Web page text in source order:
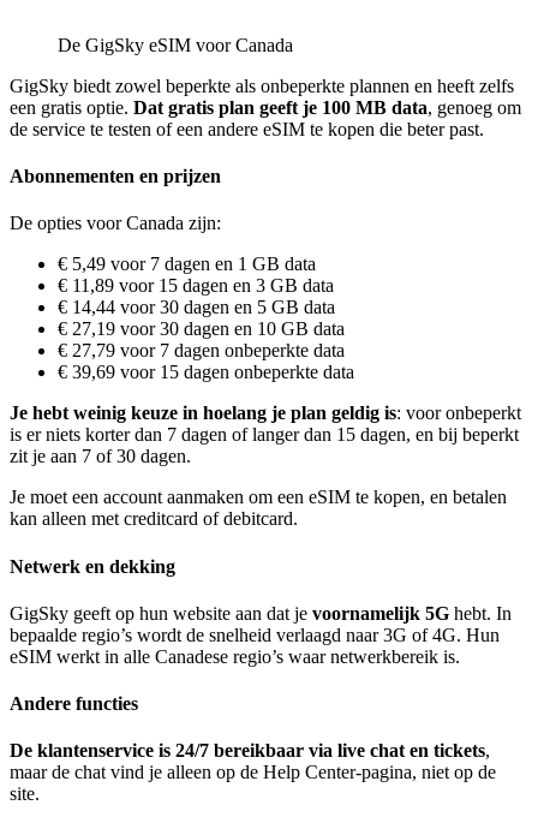
De GigSky eSIM voor Canada
GigSky biedt zowel beperkte als onbeperkte plannen en heeft zelfs
een gratis optie. Dat gratis plan geeft je 100 MB data, genoeg om
de service te testen of een andere eSIM te kopen die beter past.
Abonnementen en prijzen
De opties voor Canada zijn:
€ 5,49 voor 7 dagen en 1 GB data
€ 11,89 voor 15 dagen en 3 GB data
€ 14,44 voor 30 dagen en 5 GB data
€ 27,19 voor 30 dagen en 10 GB data
€ 27,79 voor 7 dagen onbeperkte data
€ 39,69 voor 15 dagen onbeperkte data
Je hebt weinig keuze in hoelang je plan geldig is: voor onbeperkt
is er niets korter dan 7 dagen of langer dan 15 dagen, en bij beperkt
zit je aan 7 of 30 dagen.
Je moet een account aanmaken om een eSIM te kopen, en betalen
kan alleen met creditcard of debitcard.
Netwerk en dekking
GigSky geeft op hun website aan dat je voornamelijk 5G hebt. In
bepaalde regio’s wordt de snelheid verlaagd naar 3G of 4G. Hun
eSIM werkt in alle Canadese regio’s waar netwerkbereik is.
Andere functies
De klantenservice is 24/7 bereikbaar via live chat en tickets,
maar de chat vind je alleen op de Help Center-pagina, niet op de
site.